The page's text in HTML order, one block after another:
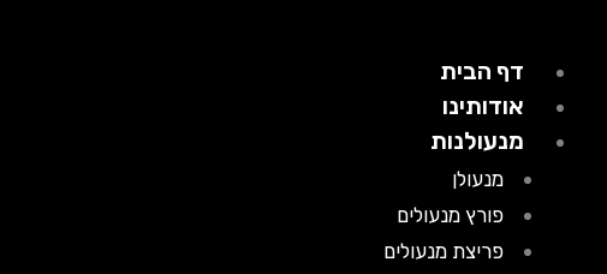
דף הבית
אודותינו
מנעולנות
מנעולן
פורץ מנעולים
פריצת מנעולים